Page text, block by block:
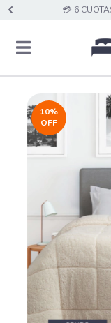
💳 6
10%
OFF